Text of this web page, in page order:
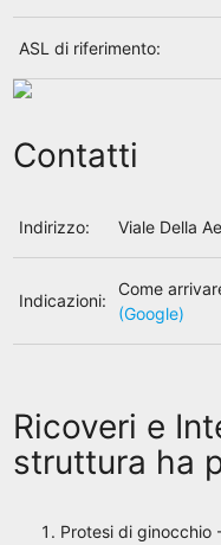
ASL di riferimento:
Contatti
Indirizzo: Viale Della
Indicazioni:
Come
(Google)
Ricoveri e
struttura ha
Protesi di ginocchio